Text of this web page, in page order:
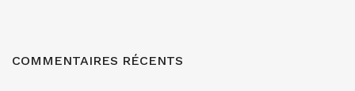
COMMENTAIRES RÉCENTS